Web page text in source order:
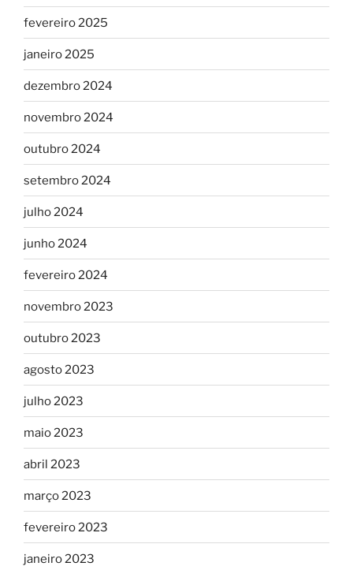
fevereiro 2025
janeiro 2025
dezembro 2024
novembro 2024
outubro 2024
setembro 2024
julho 2024
junho 2024
fevereiro 2024
novembro 2023
outubro 2023
agosto 2023
julho 2023
maio 2023
abril 2023
março 2023
fevereiro 2023
janeiro 2023